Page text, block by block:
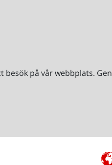
på vår webbplats.